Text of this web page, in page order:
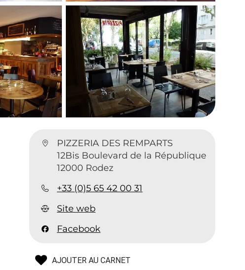
PIZZERIA DES REMPARTS
12Bis Boulevard de la République
12000 Rodez
+33 (0)5 65 42 00 31
Site web
Facebook
AJOUTER AU CARNET